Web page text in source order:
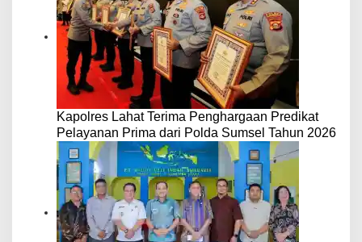
Kapolres Lahat Terima Penghargaan Predikat
Pelayanan Prima dari Polda Sumsel Tahun 2026